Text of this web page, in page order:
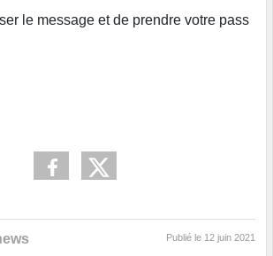
le message et de prendre votre pass
Publié le 12 juin 2021